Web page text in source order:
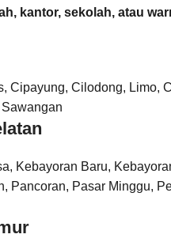
kantor, sekolah, atau
Cipayung, Cilodong, Limo,
Kebayoran Baru,
Pancoran, Pasar Minggu,